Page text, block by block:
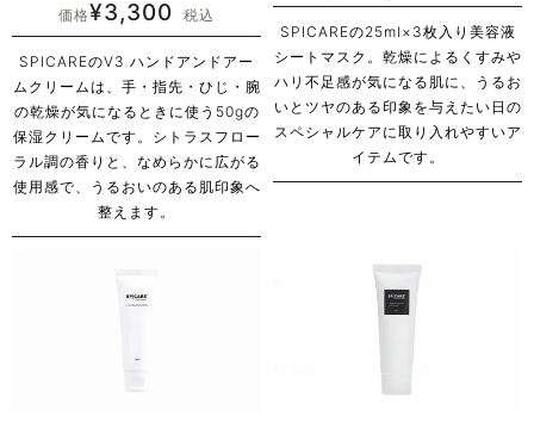
価格¥3,300 税込
SPICAREのV3 ハンドアンドアー
ムクリームは、手・指先・ひじ・腕
の乾燥が気になるときに使う50gの
保湿クリームです。シトラスフロー
ラル調の香りと、なめらかに広がる
使用感で、うるおいのある肌印象へ
整えます。
SPICAREの25ml×3枚入り美容液
シートマスク。乾燥によるくすみや
ハリ不足感が気になる肌に、うるお
いとツヤのある印象を与えたい日の
スペシャルケアに取り入れやすいア
イテムです。